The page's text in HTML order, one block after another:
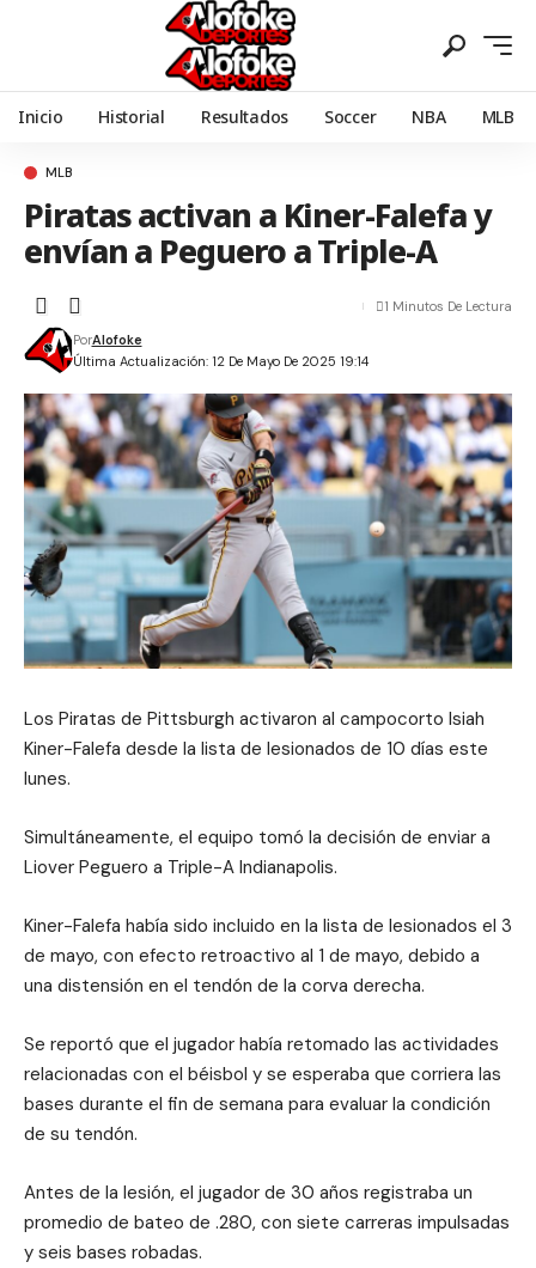
Inicio Historial Resultados Soccer NBA MLB
MLB
Piratas activan a Kiner-Falefa y
envían a Peguero a Triple-A
Última Actualización: 12 De Mayo De 2025 19:14
PorAlofoke
1 Minutos De Lectura
Los Piratas de Pittsburgh activaron al campocorto Isiah
Kiner-Falefa desde la lista de lesionados de 10 días este
lunes.
Simultáneamente, el equipo tomó la decisión de enviar a
Liover Peguero a Triple-A Indianapolis.
Kiner-Falefa había sido incluido en la lista de lesionados el 3
de mayo, con efecto retroactivo al 1 de mayo, debido a
una distensión en el tendón de la corva derecha.
Se reportó que el jugador había retomado las actividades
relacionadas con el béisbol y se esperaba que corriera las
bases durante el fin de semana para evaluar la condición
de su tendón.
Antes de la lesión, el jugador de 30 años registraba un
promedio de bateo de .280, con siete carreras impulsadas
y seis bases robadas.